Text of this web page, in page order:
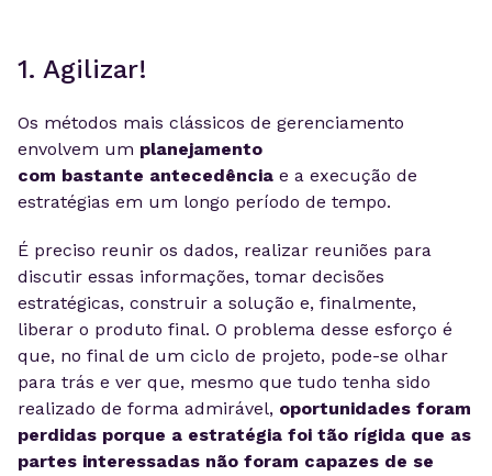
1. Agilizar!
Os métodos mais clássicos de gerenciamento
envolvem um planejamento
com bastante antecedência e a execução de
estratégias em um longo período de tempo.
É preciso reunir os dados, realizar reuniões para
discutir essas informações, tomar decisões
estratégicas, construir a solução e, finalmente,
liberar o produto final. O problema desse esforço é
que, no final de um ciclo de projeto, pode-se olhar
para trás e ver que, mesmo que tudo tenha sido
realizado de forma admirável, oportunidades foram
perdidas porque a estratégia foi tão rígida que as
partes interessadas não foram capazes de se